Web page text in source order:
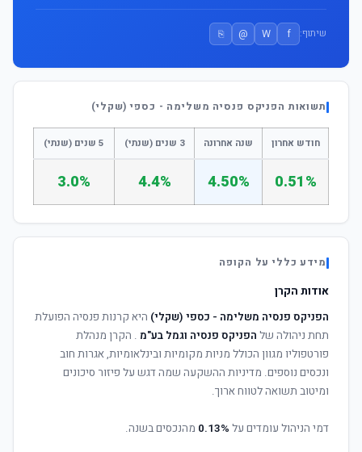
שיתוף: f
W
@
⎘
תשואות הפניקס פנסיה משלימה - כספי (שקלי)
חודש אחרון שנה אחרונה 3 שנים (שנתי) 5 שנים (שנתי)
0.51%
4.50%
4.4%
3.0%
מידע כללי על הקופה
אודות הקרן
הפניקס פנסיה משלימה - כספי (שקלי) היא קרנות פנסיה הפועלת
תחת ניהולה של הפניקס פנסיה וגמל בע"מ . הקרן מנהלת
פורטפוליו מגוון הכולל מניות מקומיות ובינלאומיות, אגרות חוב
ונכסים נוספים. מדיניות ההשקעה שמה דגש על פיזור סיכונים
ומיטוב תשואה לטווח ארוך.
דמי הניהול עומדים על 0.13% מהנכסים בשנה.